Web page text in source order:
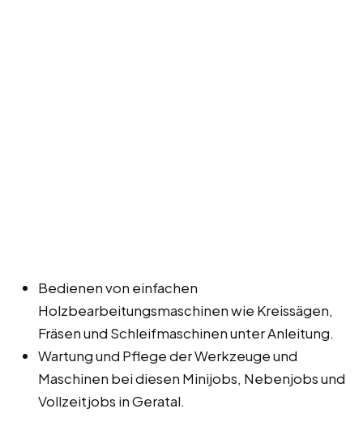
Bedienen von einfachen
Holzbearbeitungsmaschinen wie Kreissägen,
Fräsen und Schleifmaschinen unter Anleitung.
Wartung und Pflege der Werkzeuge und
Maschinen bei diesen Minijobs, Nebenjobs und
Vollzeitjobs in Geratal.